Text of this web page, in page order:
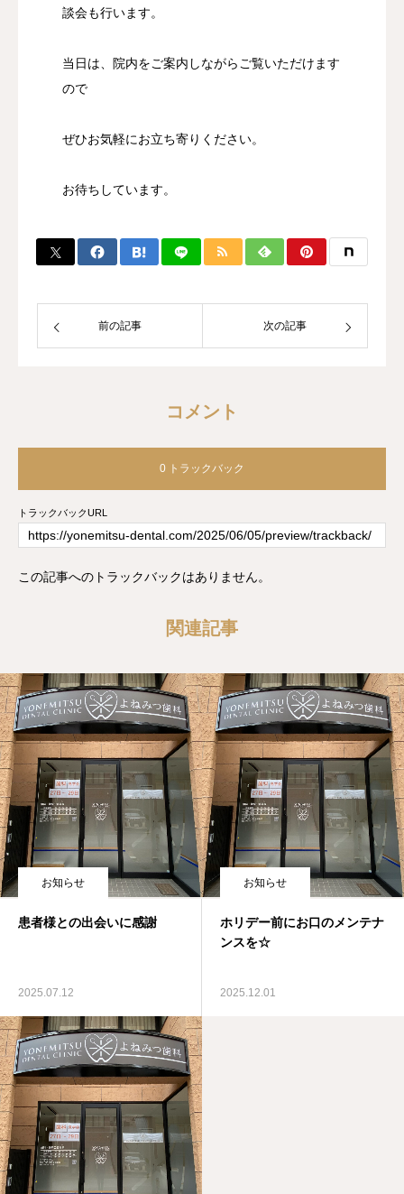
談会も行います。
当日は、院内をご案内しながらご覧いただけます
ので
ぜひお気軽にお立ち寄りください。
お待ちしています。
前の記事 次の記事
コメント
0 トラックバック
トラックバックURL
この記事へのトラックバックはありません。
関連記事
お知らせ
患者様との出会いに感謝
2025.07.12
お知らせ
ホリデー前にお口のメンテナ
ンスを☆
2025.12.01